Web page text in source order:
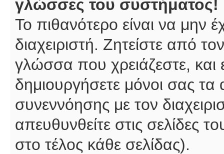
γλώσσες του συστήματος!
Το πιθανότερο είναι να μην
διαχειριστή. Ζητείστε από
γλώσσα που χρειάζεστε, και
δημιουργήσετε μόνοι σας
συνεννόησης με τον
απευθυνθείτε στις
στο τέλος κάθε σελίδας).